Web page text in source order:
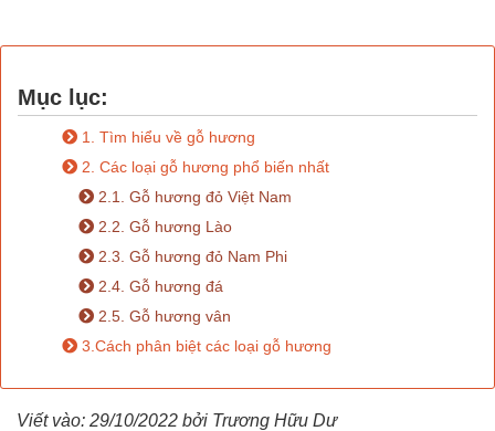
Nhiên
Mục lục:
1. Tìm hiểu về gỗ hương
2. Các loại gỗ hương phổ biến nhất
2.1. Gỗ hương đỏ Việt Nam
2.2. Gỗ hương Lào
2.3. Gỗ hương đỏ Nam Phi
2.4. Gỗ hương đá
2.5. Gỗ hương vân
3.Cách phân biệt các loại gỗ hương
Viết vào: 29/10/2022 bởi Trương Hữu Dư